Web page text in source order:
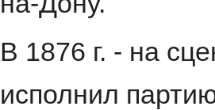
В 1876 г. - на
исполнил